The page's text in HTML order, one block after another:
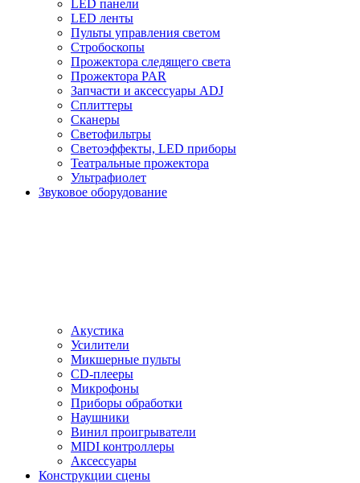
LED панели
LED ленты
Пульты управления светом
Стробоскопы
Прожектора следящего света
Прожектора PAR
Запчасти и аксессуары ADJ
Сплиттеры
Сканеры
Светофильтры
Светоэффекты, LED приборы
Театральные прожектора
Ультрафиолет
Звуковое оборудование
Акустика
Усилители
Микшерные пульты
CD-плееры
Микрофоны
Приборы обработки
Наушники
Винил проигрыватели
MIDI контроллеры
Аксессуары
Конструкции сцены